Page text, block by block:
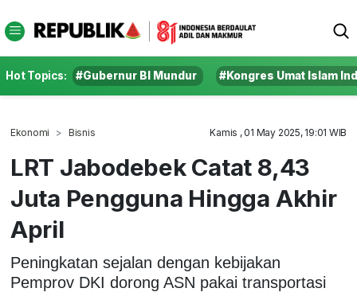
Hot Topics: #Gubernur BI Mundur #Kongres Umat Islam
Ekonomi Bisnis Kamis , 01 May 2025, 19:01 WIB
LRT Jabodebek Catat 8,43
Juta Pengguna Hingga Akhir
April
Peningkatan sejalan dengan kebijakan
Pemprov DKI dorong ASN pakai transportasi